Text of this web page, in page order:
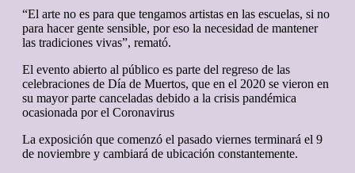
“El arte no es para que tengamos artistas en las escuelas, si no
para hacer gente sensible, por eso la necesidad de mantener
las tradiciones vivas”, remató.
El evento abierto al público es parte del regreso de las
celebraciones de Día de Muertos, que en el 2020 se vieron en
su mayor parte canceladas debido a la crisis pandémica
ocasionada por el Coronavirus
La exposición que comenzó el pasado viernes terminará el 9
de noviembre y cambiará de ubicación constantemente.